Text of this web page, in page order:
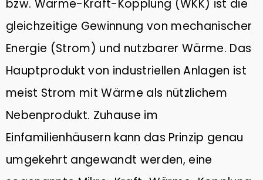
bzw. Wärme-Kraft-Kopplung (WKK) ist die
gleichzeitige Gewinnung von mechanischer
Energie (Strom) und nutzbarer Wärme. Das
Hauptprodukt von industriellen Anlagen ist
meist Strom mit Wärme als nützlichem
Nebenprodukt. Zuhause im
Einfamilienhäusern kann das Prinzip genau
umgekehrt angewandt werden, eine